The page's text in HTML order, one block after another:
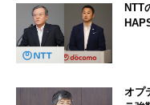
NTT
オプ